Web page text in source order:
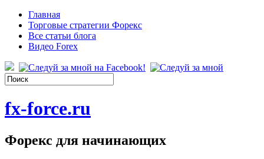
Главная
Торговые стратегии Форекс
Все статьи блога
Видео Forex
fx-force.ru
Форекс для начинающих